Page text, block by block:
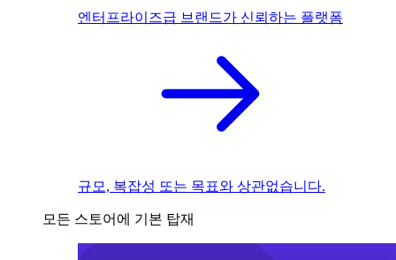
엔터프라이즈급 브랜드가 신뢰하는 플랫폼
규모, 복잡성 또는 목표와 상관없습니다.
모든 스토어에 기본 탑재